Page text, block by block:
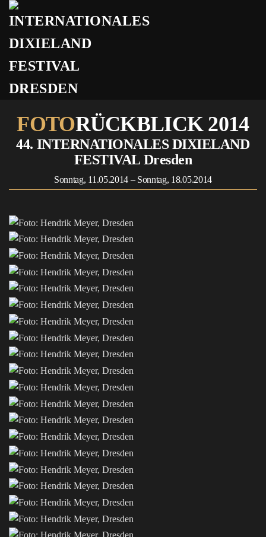
FOTO­RÜCKBLICK 2014
44. INTERNATIONALES DIXIELAND
FESTIVAL Dresden
Sonntag, 11.05.2014 – Sonntag, 18.05.2014